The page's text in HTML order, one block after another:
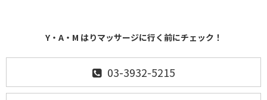
Y・A・M はりマッサージに行く前にチェック！
03-3932-5215